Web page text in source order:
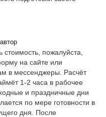
автор
стоимость, пожалуйста,
на сайте или
в мессенджеры. Расчёт
1-2 часа в рабочее
и праздничные дни
по мере готовности в
дня. После